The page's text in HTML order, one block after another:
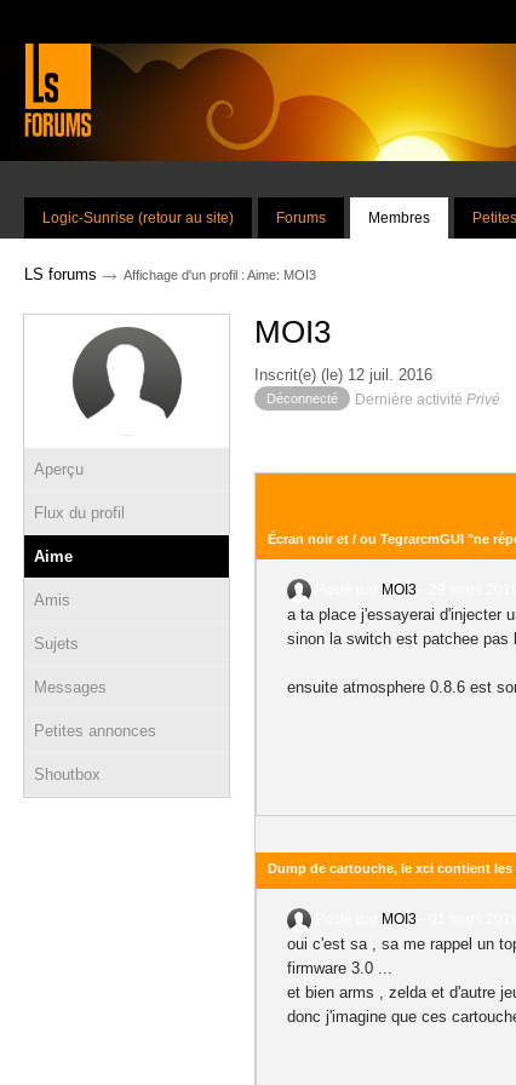
Logic-Sunrise (retour au site) Forums Membres
LS forums → Affichage d'un profil : Aime: MOI3
Aperçu
Flux du profil
Aime
Amis
Sujets
Messages
Petites annonces
Shoutbox
MOI3
Inscrit(e) (le) 12 juil. 2016
Déconnecté Dernière activité Privé
Écran noir et / ou TegrarcmGUI "ne
MOI3
a ta place j'essayerai d'injecter
sinon la switch est patchee pas
ensuite atmosphere 0.8.6 est
Dump de cartouche, le xci contient les
MOI3
oui c'est sa , sa me rappel un
firmware 3.0 ...
et bien arms , zelda et d'autre
donc j'imagine que ces